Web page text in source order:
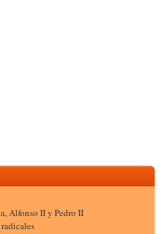
Alfonso II y Pedro II